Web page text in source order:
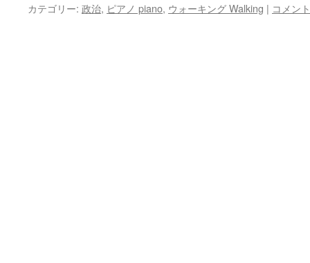
カテゴリー: 政治, ピアノ piano, ウォーキング Walking | コメン